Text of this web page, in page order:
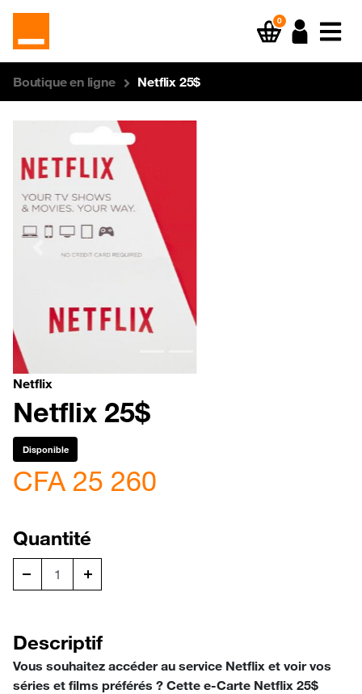
0
Boutique en ligne Netflix 25$
Previous
Netflix
Netflix 25$
Disponible
CFA 25 260
Quantité
Descriptif
Vous souhaitez accéder au service Netflix et voir vos
séries et films préférés ? Cette e-Carte Netflix 25$